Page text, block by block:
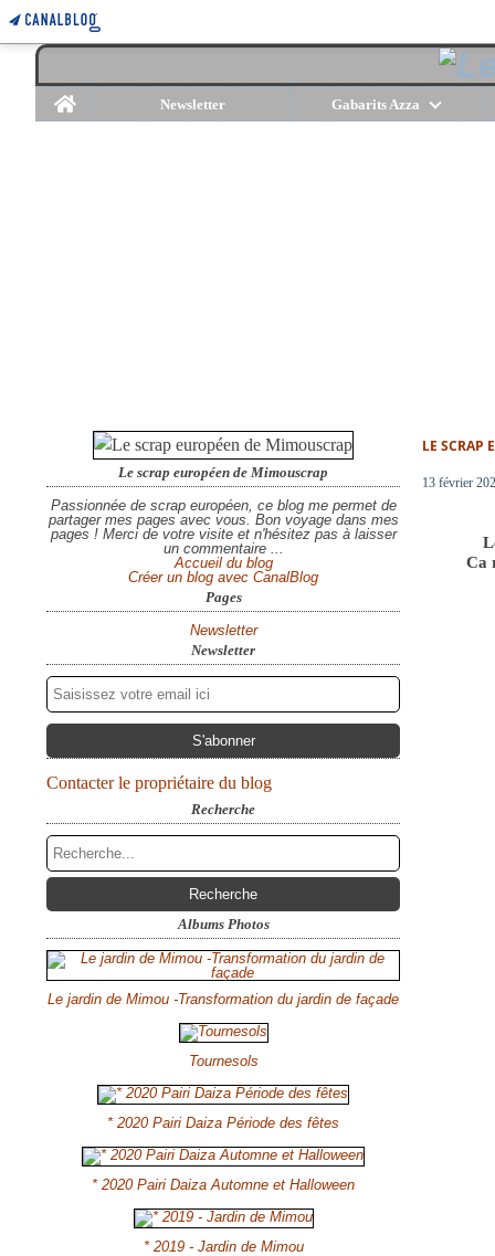
Home
Newsletter Gabarits Azza
Le scrap européen de Mimouscrap
Passionnée de scrap européen, ce blog me permet de
partager mes pages avec vous. Bon voyage dans mes
pages ! Merci de votre visite et n'hésitez pas à laisser
un commentaire ...
Accueil du blog
Créer un blog avec CanalBlog
Pages
Newsletter
Newsletter
Contacter le propriétaire du blog
Recherche
Albums Photos
Le jardin de Mimou -Transformation du jardin de façade
Tournesols
* 2020 Pairi Daiza Période des fêtes
* 2020 Pairi Daiza Automne et Halloween
* 2019 - Jardin de Mimou
LE SCRAP
13 février
Ca